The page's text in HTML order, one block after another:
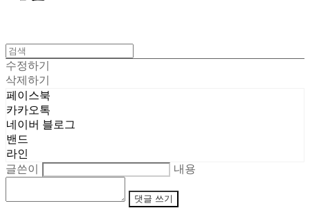
수정하기
삭제하기
페이스북
카카오톡
네이버 블로그
밴드
라인
글쓴이 내용
댓글 쓰기